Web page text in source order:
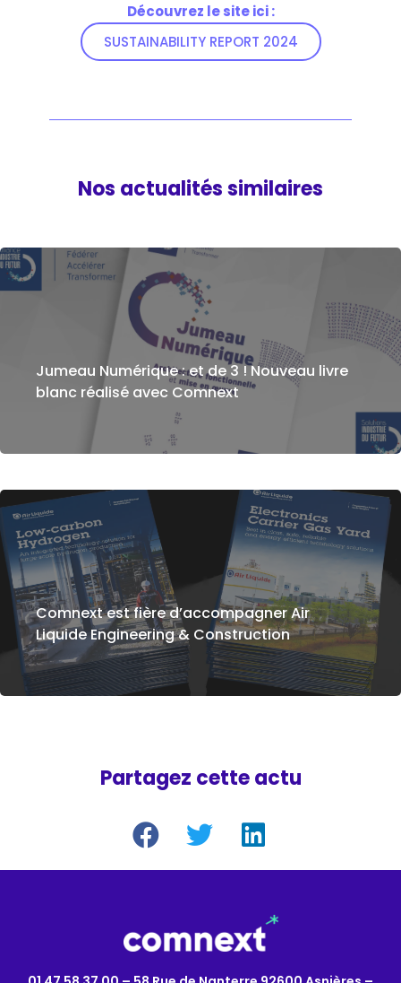
Découvrez le site ici :
SUSTAINABILITY REPORT 2024
Nos actualités similaires
Jumeau Numérique : et de 3 ! Nouveau livre
blanc réalisé avec Comnext
Comnext est fière d’accompagner Air
Liquide Engineering & Construction
Partagez cette actu